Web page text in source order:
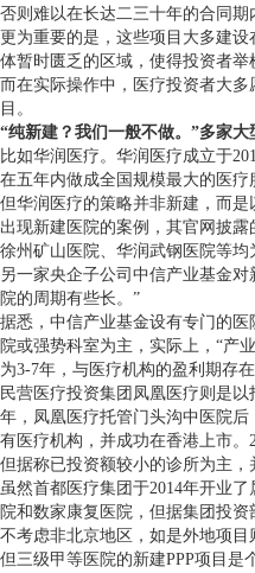
否则难以在长达二三十年的合同期
更为重要的是，这些项目大多建
体暂时匮乏的区域，使得投资者举
而在实际操作中，医疗投资者大
目。
“纯新建？我们一般不做。”多家大
比如华润医疗。华润医疗成立于
在五年内做成全国规模最大的医疗
但华润医疗的策略并非新建，而
出现新建医院的案例，其官网披露
徐州矿山医院、华润武钢医院等均
另一家央企子公司中信产业基金
院的周期有些长。”
据悉，中信产业基金设有专门的
院或强势科室为主，实际上，“产
为3-7年，与医疗机构的盈利期存在
民营医疗投资集团凤凰医疗则是以
年，凤凰医疗托管门头沟中医院
有医疗机构，并成功在香港上市。
但据称已投资额较小的诊所为主，
虽然首都医疗集团于2014年开业
院和数家康复医院，但据集团投
不考虑非北京地区，如是外地项目
但三级甲等医院的新建PPP项目是